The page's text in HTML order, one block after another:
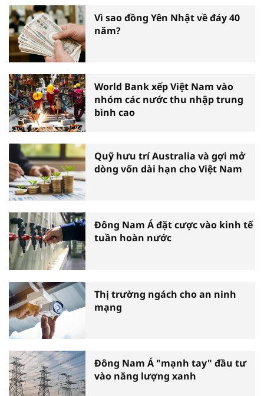
Vì sao đồng Yên Nhật về đáy 40
năm?
World Bank xếp Việt Nam vào
nhóm các nước thu nhập trung
bình cao
Quỹ hưu trí Australia và gợi mở
dòng vốn dài hạn cho Việt Nam
Đông Nam Á đặt cược vào kinh tế
tuần hoàn nước
Thị trường ngách cho an ninh
mạng
Đông Nam Á "mạnh tay" đầu tư
vào năng lượng xanh